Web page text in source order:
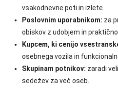
vsakodnevne poti in izlete.
Poslovnim uporabnikom: za
obiskov z udobjem in
Kupcem, ki cenijo
osebnega vozila in
Skupinam potnikov: zaradi
sedežev za več oseb.